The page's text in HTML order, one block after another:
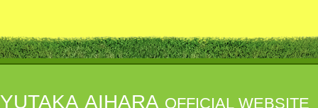
YUTAKA AIHARA OFFICIAL WEBSITE